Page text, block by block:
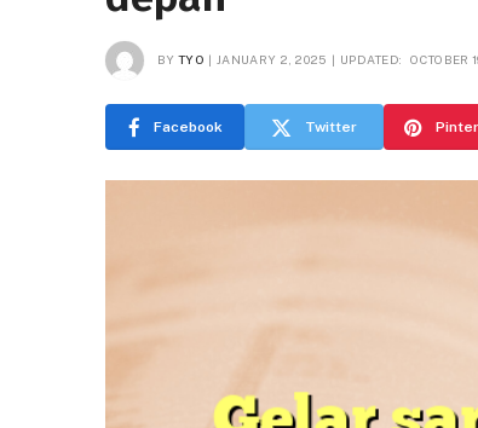
BY TYO JANUARY 2, 2025 UPDATED: OCTOBER
Facebook Twitter